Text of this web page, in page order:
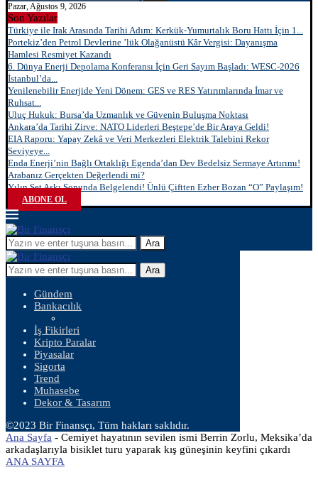
Pazar, Ağustos 9, 2026
Son Yazılar
Türkiye ile Irak Arasında Tarihi Adım: Kerkük-Yumurtalık Boru Hattı İçin 1...
Portekiz’den Petrol Devlerine ’lük Olağanüstü Kâr Vergisi: Dayanışma
Hamlesi Resmiyet Kazandı
6. Dünya Enerji Depolama Konferansı İçin Geri Sayım Başladı: WESC-2026
İstanbul’da...
Yenilenebilir Enerjide Yeni Dönem: GES ve RES Yatırımlarında İmar ve
Ruhsat...
Uluç Hukuk: Bursa’da Uzmanlık ve Güvenin Buluşma Noktası
Ankara’da Tarihi Zirve: NATO Liderleri Beştepe’de Bir Araya Geldi!
EIA Raporu: Yapay Zekâ ve Veri Merkezleri Elektrik Talebini Rekor
Seviyeye...
Enda Enerji’nin Bağlı Ortaklığı Egenda’dan Dev Bedelsiz Sermaye Artırımı!
Arabanız Gerçekten Değerlendi mi?
Yılın Set Aşkı Sonunda Belgelendi! Ünlü Çiftten Ezber Bozan “O” Paylaşım!
ABONE OL
Ara
Ara
Gündem
Bankacılık
İş Fikirleri
Kripto Paralar
Piyasalar
Sigorta
Trend
Muhasebe
Dekor & Tasarım
©2023 Bir Finansçı, Tüm hakları saklıdır.
Ana Sayfa - Cemiyet hayatının sevilen ismi Berrin Zorlu, Meksika’da
arkadaşlarıyla bisiklet turu yaparak kış güneşinin keyfini çıkardı
ANA SAYFA